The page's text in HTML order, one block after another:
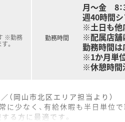
※勤務
。
勤務時間
月～金 8：
週40時間
※土日も他
※配属店舗
勤務時間
※1か月単
※休憩時間
（岡山市北区エリア担当より）
に少なく、有給休暇も半日単位
る方に最適です。